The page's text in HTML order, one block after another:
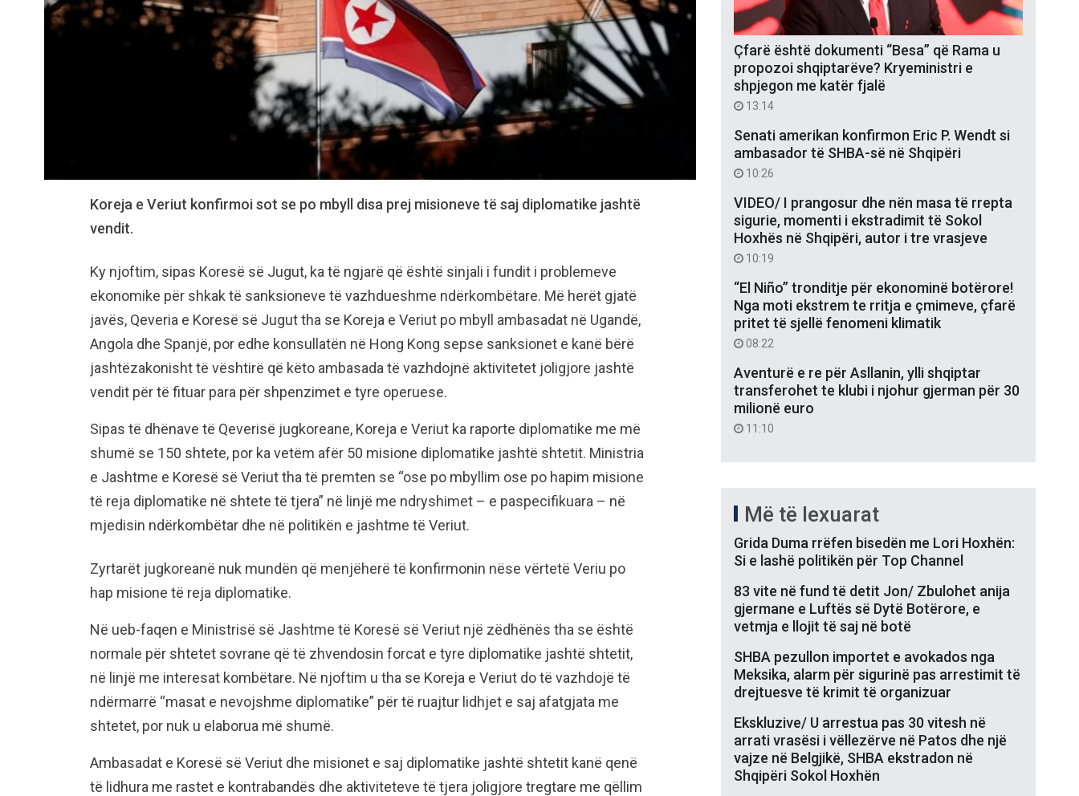
Koreja e Veriut konfirmoi sot se po mbyll disa prej misioneve të saj diplomatike jashtë
vendit.
Ky njoftim, sipas Koresë së Jugut, ka të ngjarë që është sinjali i fundit i problemeve
ekonomike për shkak të sanksioneve të vazhdueshme ndërkombëtare. Më herët gjatë
javës, Qeveria e Koresë së Jugut tha se Koreja e Veriut po mbyll ambasadat në Ugandë,
Angola dhe Spanjë, por edhe konsullatën në Hong Kong sepse sanksionet e kanë bërë
jashtëzakonisht të vështirë që këto ambasada të vazhdojnë aktivitetet joligjore jashtë
vendit për të fituar para për shpenzimet e tyre operuese.
Sipas të dhënave të Qeverisë jugkoreane, Koreja e Veriut ka raporte diplomatike me më
shumë se 150 shtete, por ka vetëm afër 50 misione diplomatike jashtë shtetit. Ministria
e Jashtme e Koresë së Veriut tha të premten se “ose po mbyllim ose po hapim misione
të reja diplomatike në shtete të tjera” në linjë me ndryshimet – e paspecifikuara – në
mjedisin ndërkombëtar dhe në politikën e jashtme të Veriut.
Zyrtarët jugkoreanë nuk mundën që menjëherë të konfirmonin nëse vërtetë Veriu po
hap misione të reja diplomatike.
Në ueb-faqen e Ministrisë së Jashtme të Koresë së Veriut një zëdhënës tha se është
normale për shtetet sovrane që të zhvendosin forcat e tyre diplomatike jashtë shtetit,
në linjë me interesat kombëtare. Në njoftim u tha se Koreja e Veriut do të vazhdojë të
ndërmarrë “masat e nevojshme diplomatike” për të ruajtur lidhjet e saj afatgjata me
shtetet, por nuk u elaborua më shumë.
Ambasadat e Koresë së Veriut dhe misionet e saj diplomatike jashtë shtetit kanë qenë
të lidhura me rastet e kontrabandës dhe aktiviteteve të tjera joligjore tregtare me qëllim
Çfarë është dokumenti “Besa” që Rama u
propozoi shqiptarëve? Kryeministri e
shpjegon me katër fjalë
13:14
Senati amerikan konfirmon Eric P. Wendt si
ambasador të SHBA-së në Shqipëri
10:26
VIDEO/ I prangosur dhe nën masa të rrepta
sigurie, momenti i ekstradimit të Sokol
Hoxhës në Shqipëri, autor i tre vrasjeve
10:19
“El Niño” tronditje për ekonominë botërore!
Nga moti ekstrem te rritja e çmimeve, çfarë
pritet të sjellë fenomeni klimatik
08:22
Aventurë e re për Asllanin, ylli shqiptar
transferohet te klubi i njohur gjerman për 30
milionë euro
11:10
Më të lexuarat
Grida Duma rrëfen bisedën me Lori Hoxhën:
Si e lashë politikën për Top Channel
83 vite në fund të detit Jon/ Zbulohet anija
gjermane e Luftës së Dytë Botërore, e
vetmja e llojit të saj në botë
SHBA pezullon importet e avokados nga
Meksika, alarm për sigurinë pas arrestimit të
drejtuesve të krimit të organizuar
Ekskluzive/ U arrestua pas 30 vitesh në
arrati vrasësi i vëllezërve në Patos dhe një
vajze në Belgjikë, SHBA ekstradon në
Shqipëri Sokol Hoxhën